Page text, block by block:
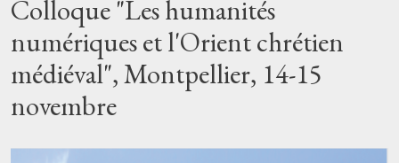
Colloque "Les humanités
numériques et l'Orient chrétien
médiéval", Montpellier, 14-15
novembre